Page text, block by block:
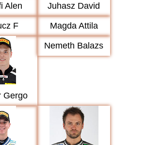
Alen Juhasz David
F Magda Attila
Gergo
Nemeth Balazs